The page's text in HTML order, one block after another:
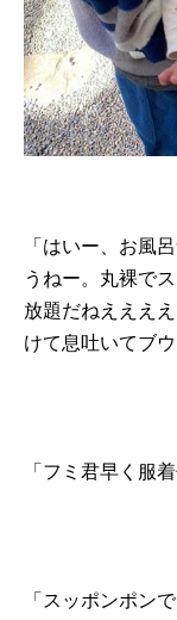
「はいー、お風
うねー。丸裸で
放題だねえええ
けて息吐いてブウ
「フミ君早く服
「スッポンポン